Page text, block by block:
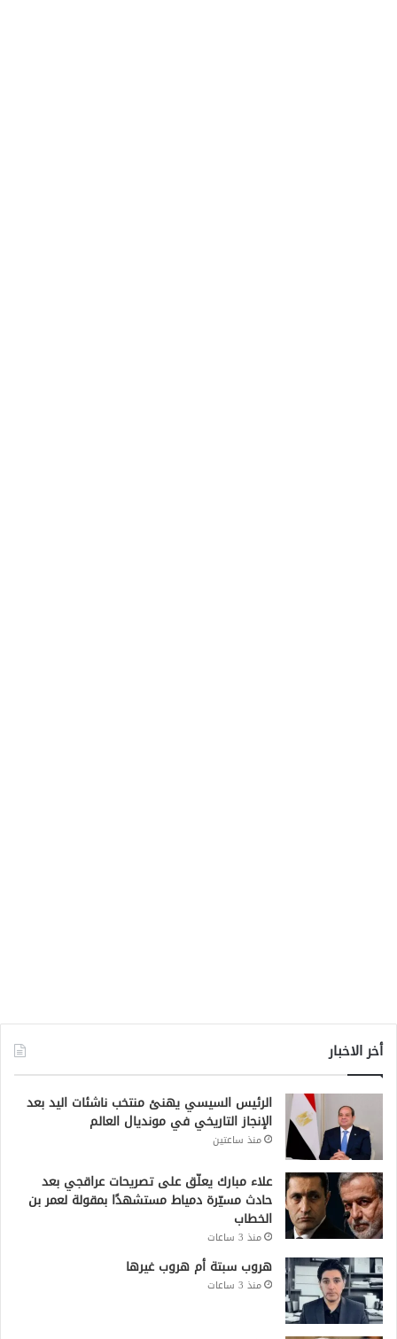
أخر الاخبار
الرئيس السيسي يهنئ منتخب ناشئات اليد بعد
الإنجاز التاريخي في مونديال العالم
منذ ساعتين
علاء مبارك يعلّق على تصريحات عراقجي بعد
حادث مسيّرة دمياط مستشهدًا بمقولة لعمر بن
الخطاب
منذ 3 ساعات
هروب سبتة أم هروب غيرها
منذ 3 ساعات